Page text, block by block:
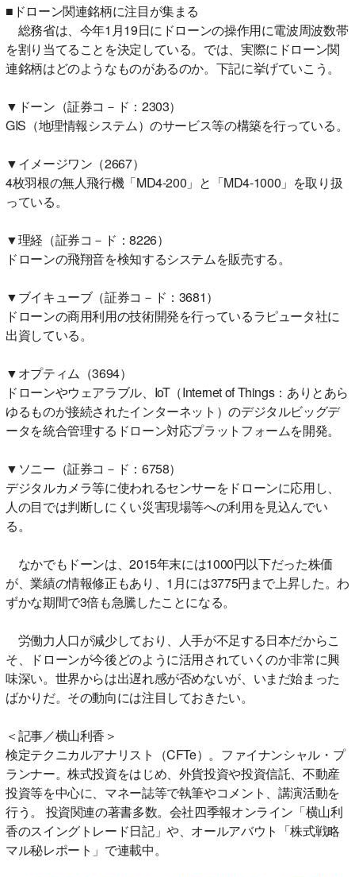
■ドローン関連銘柄に注目が集まる
総務省は、今年1月19日にドローンの操作用に電波周波数帯
を割り当てることを決定している。では、実際にドローン関
連銘柄はどのようなものがあるのか。下記に挙げていこう。
▼ドーン（証券コ－ド：2303）
GIS（地理情報システム）のサービス等の構築を行っている。
▼イメージワン（2667）
4枚羽根の無人飛行機「MD4-200」と「MD4-1000」を取り扱
っている。
▼理経（証券コ－ド：8226）
ドローンの飛翔音を検知するシステムを販売する。
▼ブイキューブ（証券コ－ド：3681）
ドローンの商用利用の技術開発を行っているラピュータ社に
出資している。
▼オプティム（3694）
ドローンやウェアラブル、IoT（Internet of Things：ありとあら
ゆるものが接続されたインターネット）のデジタルビッグデ
ータを統合管理するドローン対応プラットフォームを開発。
▼ソニー（証券コ－ド：6758）
デジタルカメラ等に使われるセンサーをドローンに応用し、
人の目では判断しにくい災害現場等への利用を見込んでい
る。
なかでもドーンは、2015年末には1000円以下だった株価
が、業績の情報修正もあり、1月には3775円まで上昇した。わ
ずかな期間で3倍も急騰したことになる。
労働力人口が減少しており、人手が不足する日本だからこ
そ、ドローンが今後どのように活用されていくのか非常に興
味深い。世界からは出遅れ感が否めないが、いまだ始まった
ばかりだ。その動向には注目しておきたい。
＜記事／横山利香＞
検定テクニカルアナリスト（CFTe）。ファイナンシャル・プ
ランナー。株式投資をはじめ、外貨投資や投資信託、不動産
投資等を中心に、マネー誌等で執筆やコメント、講演活動を
行う。 投資関連の著書多数。会社四季報オンライン「横山利
香のスイングトレード日記」や、オールアバウト「株式戦略
マル秘レポート」で連載中。